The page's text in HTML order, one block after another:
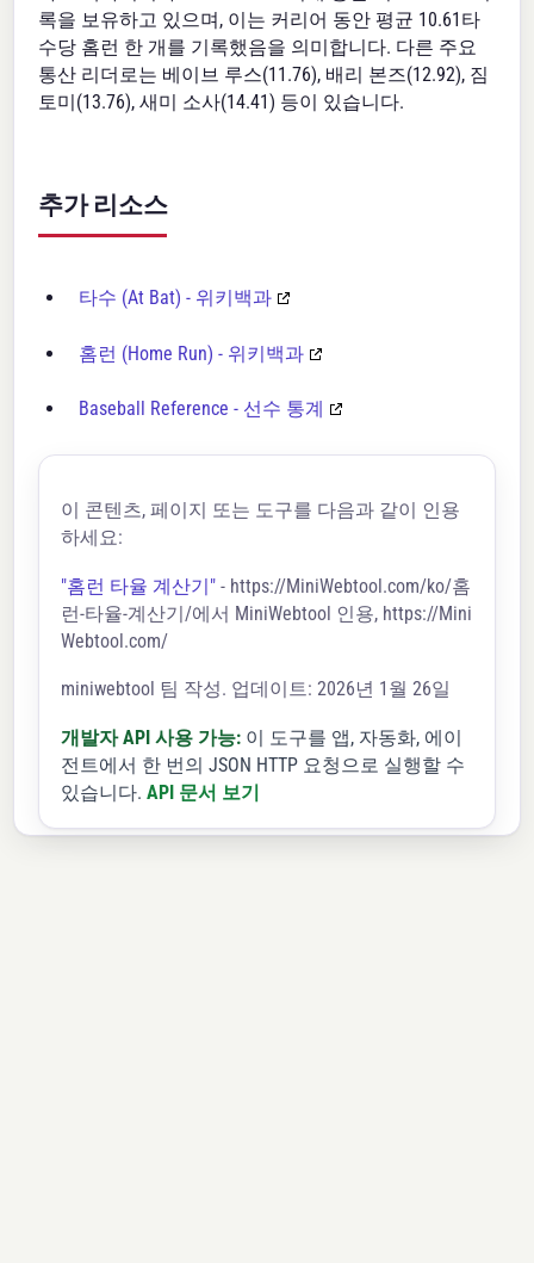
록을 보유하고 있으며, 이는 커리어 동안 평균 10.61타
수당 홈런 한 개를 기록했음을 의미합니다. 다른 주요
통산 리더로는 베이브 루스(11.76), 배리 본즈(12.92), 짐
토미(13.76), 새미 소사(14.41) 등이 있습니다.
추가 리소스
타수 (At Bat) - 위키백과
홈런 (Home Run) - 위키백과
Baseball Reference - 선수 통계
이 콘텐츠, 페이지 또는 도구를 다음과 같이 인용
하세요:
"홈런 타율 계산기" - https://MiniWebtool.com/ko/홈
런-타율-계산기/에서 MiniWebtool 인용, https://Mini
Webtool.com/
miniwebtool 팀 작성. 업데이트: 2026년 1월 26일
개발자 API 사용 가능: 이 도구를 앱, 자동화, 에이
전트에서 한 번의 JSON HTTP 요청으로 실행할 수
있습니다. API 문서 보기